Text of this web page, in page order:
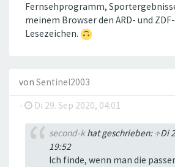
Fernsehprogramm,
meinem Browser den ARD- und
Lesezeichen.
von Sentinel2003
-
Di 29. Sep 2020, 04:01
second-khat geschrieben: ↑Di
19:52
Ich finde, wenn man die